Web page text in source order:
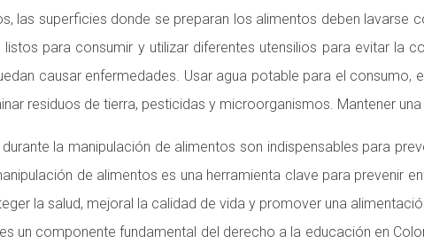
las superficies donde se preparan los alimentos deben
para consumir y utilizar diferentes utensilios para evitar la
causar enfermedades. Usar agua potable para el
residuos de tierra, pesticidas y microorganismos. Mantener
la manipulación de alimentos son indispensables para
de alimentos es una herramienta clave para prevenir
la salud, mejoral la calidad de vida y promover una
un componente fundamental del derecho a la educación en